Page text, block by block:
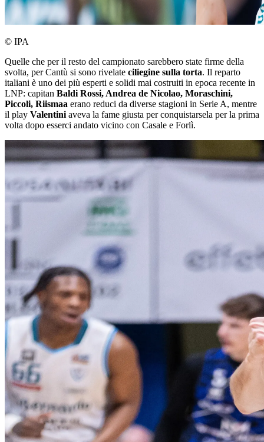
© IPA
Quelle che per il resto del campionato sarebbero state firme della
svolta, per Cantù si sono rivelate ciliegine sulla torta. Il reparto
italiani è uno dei più esperti e solidi mai costruiti in epoca recente in
LNP: capitan Baldi Rossi, Andrea de Nicolao, Moraschini,
Piccoli, Riismaa erano reduci da diverse stagioni in Serie A, mentre
il play Valentini aveva la fame giusta per conquistarsela per la prima
volta dopo esserci andato vicino con Casale e Forlì.